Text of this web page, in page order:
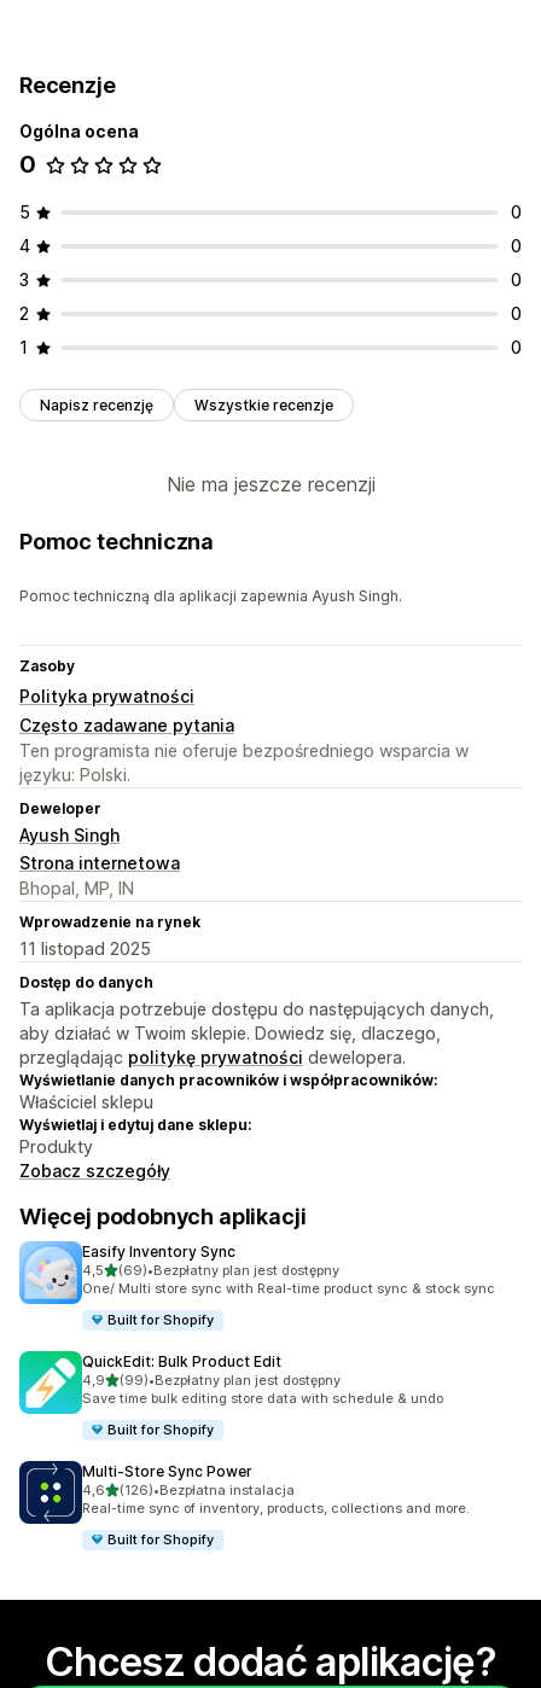
Recenzje
Ogólna ocena
0
5
0
4
0
3
0
2
0
1
0
Napisz recenzję Wszystkie recenzje
Nie ma jeszcze recenzji
Pomoc techniczna
Pomoc techniczną dla aplikacji zapewnia Ayush Singh.
Zasoby
Polityka prywatności
Często zadawane pytania
Ten programista nie oferuje bezpośredniego wsparcia w
języku: Polski.
Deweloper
Ayush Singh
Strona internetowa
Bhopal, MP, IN
Wprowadzenie na rynek
11 listopad 2025
Dostęp do danych
Ta aplikacja potrzebuje dostępu do następujących danych,
aby działać w Twoim sklepie. Dowiedz się, dlaczego,
przeglądając politykę prywatności dewelopera.
Wyświetlanie danych pracowników i współpracowników:
Właściciel sklepu
Wyświetlaj i edytuj dane sklepu:
Produkty
Zobacz szczegóły
Więcej podobnych aplikacji
Easify Inventory Sync
4,5na 5 gwiazdek
(69)
Łączna liczba recenzji: 69
•Bezpłatny plan jest dostępny
One/ Multi store sync with Real-time product sync & stock sync
Built for Shopify
QuickEdit: Bulk Product Edit
4,9na 5 gwiazdek
(99)
Łączna liczba recenzji: 99
•Bezpłatny plan jest dostępny
Save time bulk editing store data with schedule & undo
Built for Shopify
Multi‑Store Sync Power
4,6na 5 gwiazdek
(126)
Łączna liczba recenzji: 126
•Bezpłatna instalacja
Real-time sync of inventory, products, collections and more.
Built for Shopify
Chcesz dodać aplikację?